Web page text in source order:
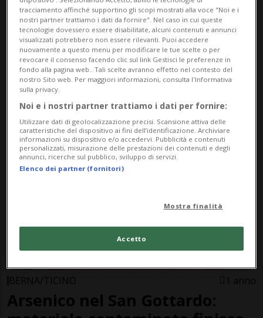
URI/TICINO 1 anno
L'arsenico delle rocce del
tunnel del Gottardo «non è un
pericolo per l'uomo e
l'ambiente»
BERNA/TICINO 1 anno
Arsenico nel San Gottardo:
tracciamento affinché supportino gli scopi mostrati alla voce "Noi e i
nostri partner trattiamo i dati da fornire". Nel caso in cui queste
tecnologie dovessero essere disabilitate, alcuni contenuti e annunci
visualizzati potrebbero non essere rilevanti. Puoi accedere
nuovamente a questo menu per modificare le tue scelte o per
revocare il consenso facendo clic sul link Gestisci le preferenze in
fondo alla pagina web.. Tali scelte avranno effetto nel contesto del
nostro Sito web. Per maggiori informazioni, consulta l'Informativa
sulla privacy.
Noi e i nostri partner trattiamo i dati per fornire:
Utilizzare dati di geolocalizzazione precisi. Scansione attiva delle
caratteristiche del dispositivo ai fini dell’identificazione. Archiviare
informazioni su dispositivo e/o accedervi. Pubblicità e contenuti
personalizzati, misurazione delle prestazioni dei contenuti e degli
annunci, ricerche sul pubblico, sviluppo di servizi.
Elenco dei partner (fornitori)
Mostra finalità
Accetto